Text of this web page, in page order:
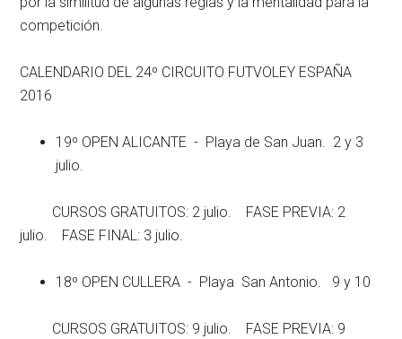
competición.
CALENDARIO DEL 24º CIRCUITO FUTVOLEY ESPAÑA
2016
19º OPEN ALICANTE - Playa de San Juan. 2 y 3
julio.
CURSOS GRATUITOS: 2 julio. FASE PREVIA: 2
julio. FASE FINAL: 3 julio.
18º OPEN CULLERA - Playa San Antonio. 9 y 10
CURSOS GRATUITOS: 9 julio. FASE PREVIA: 9